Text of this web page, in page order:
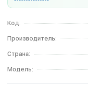
Код:
Производитель:
Страна:
Модель: